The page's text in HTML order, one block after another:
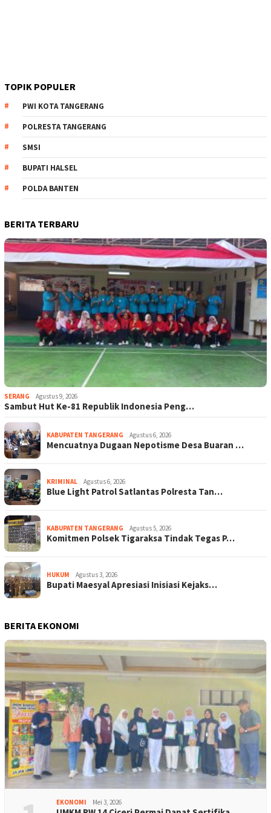
TOPIK POPULER
PWI KOTA TANGERANG
POLRESTA TANGERANG
SMSI
BUPATI HALSEL
POLDA BANTEN
BERITA TERBARU
SERANG Agustus 9, 2026
Sambut Hut Ke-81 Republik Indonesia Peng…
KABUPATEN TANGERANG Agustus 6, 2026
Mencuatnya Dugaan Nepotisme Desa Buaran …
KRIMINAL Agustus 6, 2026
Blue Light Patrol Satlantas Polresta Tan…
KABUPATEN TANGERANG Agustus 5, 2026
Komitmen Polsek Tigaraksa Tindak Tegas P…
HUKUM Agustus 3, 2026
Bupati Maesyal Apresiasi Inisiasi Kejaks…
BERITA EKONOMI
EKONOMI Mei 3, 2026